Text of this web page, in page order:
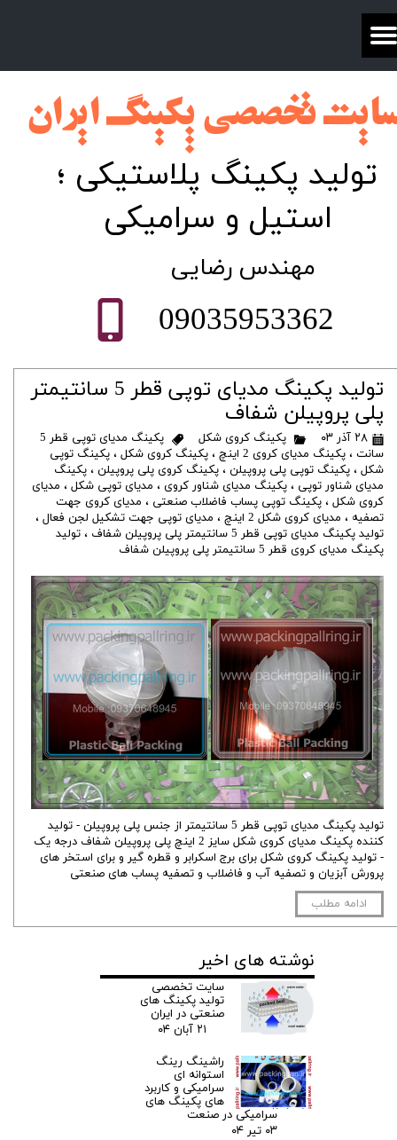
تخصصی پکینگ ایران​​​​​​​​​​​​
تولید پکینگ پلاستیکی ؛
استیل و سرامیکی
​مهندس رضایی
09035953362
تولید پکینگ مدیای توپی قطر 5 سانتیمتر
پلی پروپیلن شفاف
۲۸ آذر ۰۳ پکینگ کروی شکل
پکینگ مدیای توپی قطر 5
سانت ، پکینگ مدیای کروی 2 اینچ ، پکینگ کروی شکل ، پکینگ توپی
شکل ، پکینگ توپی پلی پروپیلن ، پکینگ کروی پلی پروپیلن ، پکینگ
مدیای شناور توپی ، پکینگ مدیای شناور کروی ، مدیای توپی شکل ، مدیای
کروی شکل ، پکینگ توپی پساب فاضلاب صنعتی ، مدیای کروی جهت
تصفیه ، مدیای کروی شکل 2 اینچ ، مدیای توپی جهت تشکیل لجن فعال ،
تولید پکینگ مدیای توپی قطر 5 سانتیمتر پلی پروپیلن شفاف
، تولید
پکینگ مدیای کروی قطر 5 سانتیمتر پلی پروپیلن شفاف
تولید پکینگ مدیای توپی قطر 5 سانتیمتر از جنس پلی پروپیلن - تولید
کننده پکینگ مدیای کروی شکل سایز 2 اینچ پلی پروپیلن شفاف درجه یک
- تولید پکینگ کروی شکل برای برج اسکرابر و قطره گیر و برای استخر های
پرورش آبزیان و تصفیه آب و فاضلاب و تصفیه پساب های صنعتی
ادامه مطلب
نوشته های اخیر
سایت تخصصی
تولید پکینگ های
صنعتی در ایران
۲۱ آبان ۰۴
راشینگ رینگ
استوانه ای
سرامیکی و کاربرد
های پکینگ های
سرامیکی در صنعت
۰۳ تیر ۰۴